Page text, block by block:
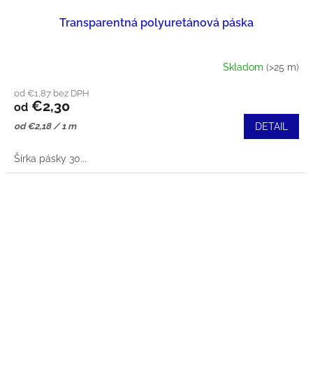
Transparentná polyuretánová páska
Skladom (>25 m)
od €1,87 bez DPH
od €2,30
Jednotková
od €2,18 / 1 m DETAIL
Šírka pásky 30...